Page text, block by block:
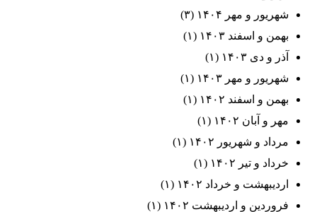
شهریور و مهر ۱۴۰۴
(۳)
بهمن و اسفند ۱۴۰۳
(۱)
آذر و دی ۱۴۰۳
(۱)
شهریور و مهر ۱۴۰۳
(۱)
بهمن و اسفند ۱۴۰۲
(۱)
مهر و آبان ۱۴۰۲
(۱)
مرداد و شهریور ۱۴۰۲
(۱)
خرداد و تیر ۱۴۰۲
(۱)
اردیبهشت و خرداد ۱۴۰۲
(۱)
فروردین و اردیبهشت ۱۴۰۲
(۱)